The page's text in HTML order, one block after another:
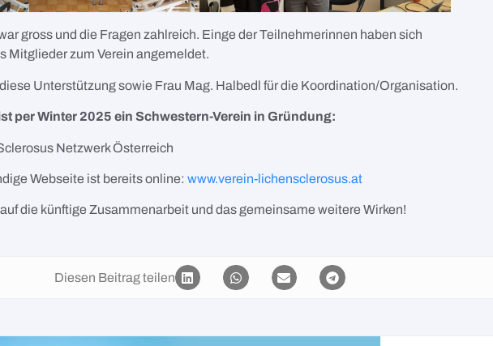
gross und die Fragen zahlreich. Einge der Teilnehmerinnen haben sich
Mitglieder zum Verein angemeldet.
Unterstützung sowie Frau Mag. Halbedl für die Koordination/Organisation.
per Winter 2025 ein Schwestern-Verein in Gründung:
Netzwerk Österreich
Webseite ist bereits online: www.verein-lichensclerosus.at
die künftige Zusammenarbeit und das gemeinsame weitere Wirken!
Diesen Beitrag teilen